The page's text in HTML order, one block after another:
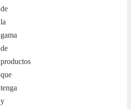
de
la
gama
de
productos
que
tenga
y